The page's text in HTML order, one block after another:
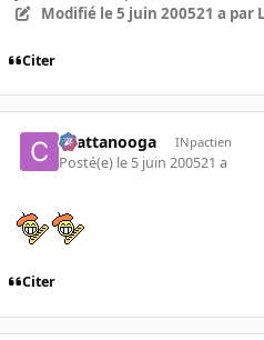
Modifié le 5 juin 200521 a par
Citer
chattanooga INpactien
Posté(e) le 5 juin 200521 a
Citer